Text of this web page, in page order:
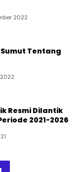
2022
Tentang
Resmi Dilantik
2021-2026